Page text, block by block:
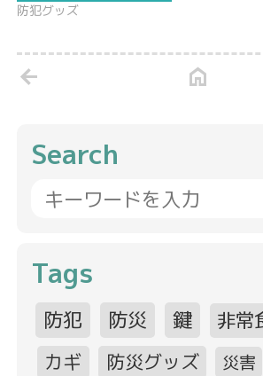
防犯グッズ
arrow_back home
Search
Tags
防犯 防災 鍵 非常
カギ
防災グッズ 災害